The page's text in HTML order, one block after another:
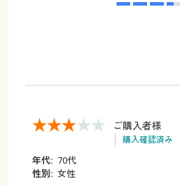
ご購入者様
購入確認済み
年代: 70代
性別: 女性